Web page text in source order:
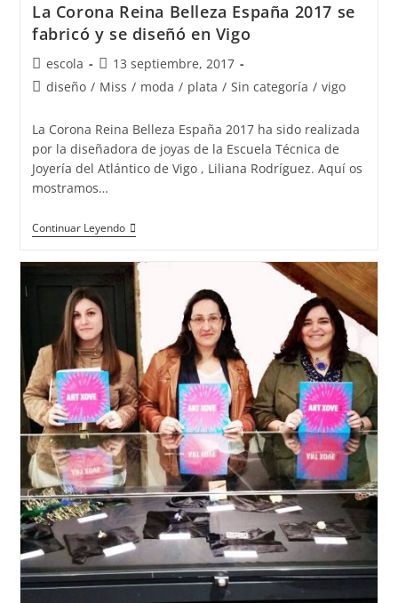
La Corona Reina Belleza España 2017 se
fabricó y se diseñó en Vigo
Autor
de
escola
Publicación
de
13 septiembre, 2017
Categoría
la
entrada:
diseño / Miss / moda / plata / Sin categoría / vigo
La Corona Reina Belleza España 2017 ha sido realizada
por la diseñadora de joyas de la Escuela Técnica de
Joyería del Atlántico de Vigo , Liliana Rodríguez. Aquí os
mostramos…
Continuar Leyendo
La
Reina
Belleza
España
2017
se
fabricó
y
se
diseñó
en
Vigo